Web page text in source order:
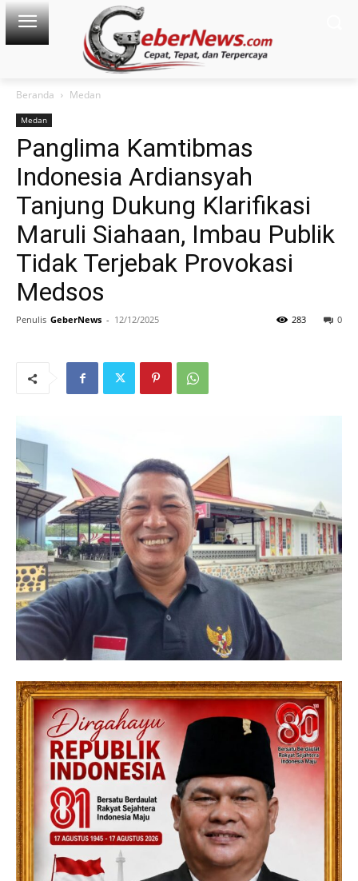
Beranda Medan
Medan
Panglima Kamtibmas
Indonesia Ardiansyah
Tanjung Dukung Klarifikasi
Maruli Siahaan, Imbau Publik
Tidak Terjebak Provokasi
Medsos
Penulis GeberNews - 12/12/2025 0
283